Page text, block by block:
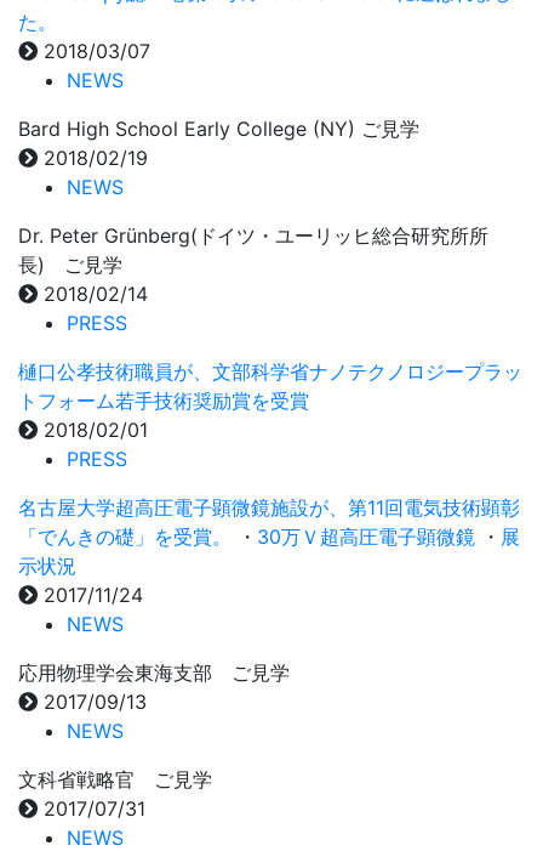
た。
2018/03/07
NEWS
Bard High School Early College (NY) ご見学
2018/02/19
NEWS
Dr. Peter Grünberg(ドイツ・ユーリッヒ総合研究所所
長) ご見学
2018/02/14
PRESS
樋口公孝技術職員が、文部科学省ナノテクノロジープラッ
トフォーム若手技術奨励賞を受賞
2018/02/01
PRESS
名古屋大学超高圧電子顕微鏡施設が、第11回電気技術顕彰
「でんきの礎」を受賞。
・ 30万Ｖ超高圧電子顕微鏡 ・ 展
示状況
2017/11/24
NEWS
応用物理学会東海支部 ご見学
2017/09/13
NEWS
文科省戦略官 ご見学
2017/07/31
NEWS